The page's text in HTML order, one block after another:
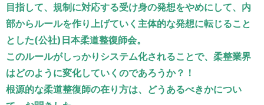
目指して、規制に対応する受け身の発想をやめにして、内
部からルールを作り上げていく主体的な発想に転じること
とした(公社)日本柔道整復師会。
このルールがしっかりシステム化されることで、柔整業界
はどのように変化していくのであろうか？！
根源的な柔道整復師の在り方は、どうあるべきかについ